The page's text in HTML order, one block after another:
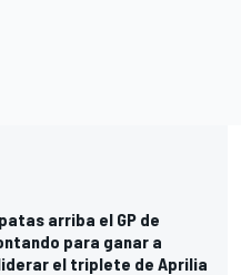
arriba el GP de
para ganar a
el triplete de Aprilia